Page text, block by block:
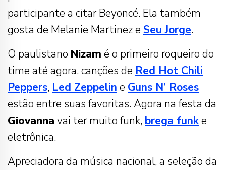
participante a citar Beyoncé. Ela também
gosta de Melanie Martinez e Seu Jorge.
O paulistano Nizam é o primeiro roqueiro do
time até agora, canções de Red Hot Chili
Peppers, Led Zeppelin e Guns N’ Roses
estão entre suas favoritas. Agora na festa da
Giovanna vai ter muito funk, brega funke
eletrônica.
Apreciadora da música nacional, a seleção da